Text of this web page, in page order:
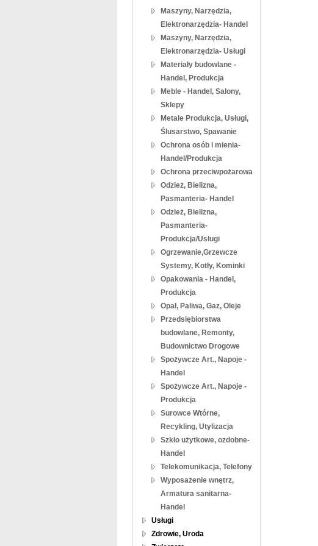
Maszyny, Narzędzia,
Elektronarzędzia- Handel
Maszyny, Narzędzia,
Elektronarzędzia- Usługi
Materiały budowlane -
Handel, Produkcja
Meble - Handel, Salony,
Sklepy
Metale Produkcja, Usługi,
Ślusarstwo, Spawanie
Ochrona osób i mienia-
Handel/Produkcja
Ochrona przeciwpożarowa
Odzież, Bielizna,
Pasmanteria- Handel
Odzież, Bielizna,
Pasmanteria-
Produkcja/Usługi
Ogrzewanie,Grzewcze
Systemy, Kotły, Kominki
Opakowania - Handel,
Produkcja
Opał, Paliwa, Gaz, Oleje
Przedsiębiorstwa
budowlane, Remonty,
Budownictwo Drogowe
Spożywcze Art., Napoje -
Handel
Spożywcze Art., Napoje -
Produkcja
Surowce Wtórne,
Recykling, Utylizacja
Szkło użytkowe, ozdobne-
Handel
Telekomunikacja, Telefony
Wyposażenie wnętrz,
Armatura sanitarna-
Handel
Usługi
Zdrowie, Uroda